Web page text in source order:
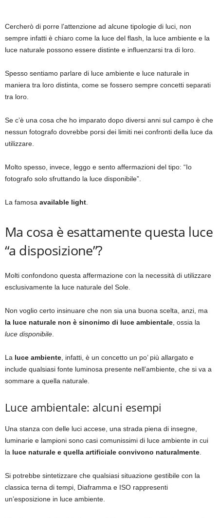
Cercherò di porre l’attenzione ad alcune tipologie di luci, non
sempre infatti è chiaro come la luce del flash, la luce ambiente e la
luce naturale possono essere distinte e influenzarsi tra di loro.
Spesso sentiamo parlare di luce ambiente e luce naturale in
maniera tra loro distinta, come se fossero sempre concetti separati
tra loro.
Se c’è una cosa che ho imparato dopo diversi anni sul campo è che
nessun fotografo dovrebbe porsi dei limiti nei confronti della luce da
utilizzare.
Molto spesso, invece, leggo e sento affermazioni del tipo: “Io
fotografo solo sfruttando la luce disponibile”.
La famosa available light
Ma cosa è esattamente questa luce
“a disposizione”?
Molti confondono questa affermazione con la necessità di utilizzare
esclusivamente la luce naturale del Sole.
Non voglio certo insinuare che non sia una buona scelta, anzi, ma
la luce naturale non è sinonimo di luce ambientale , ossia la
luce disponibile
La luce ambiente , infatti, è un concetto un po’ più allargato e
include qualsiasi fonte luminosa presente nell’ambiente, che si va a
sommare a quella naturale.
Luce ambientale: alcuni esempi
Una stanza con delle luci accese, una strada piena di insegne,
luminarie e lampioni sono casi comunissimi di luce ambiente in cui
la luce naturale e quella artificiale convivono naturalmente
Si potrebbe sintetizzare che qualsiasi situazione gestibile con la
classica terna di tempi, Diaframma e ISO rappresenti
un’esposizione in luce ambiente.